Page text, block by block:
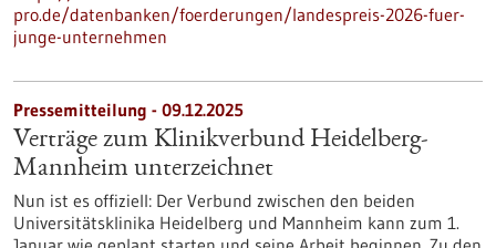
pro.de/datenbanken/foerderungen/landespreis-2026-fuer-
junge-unternehmen
Pressemitteilung - 09.12.2025
Verträge zum Klinikverbund Heidelberg-
Mannheim unterzeichnet
Nun ist es offiziell: Der Verbund zwischen den beiden
Universitätsklinika Heidelberg und Mannheim kann zum 1.